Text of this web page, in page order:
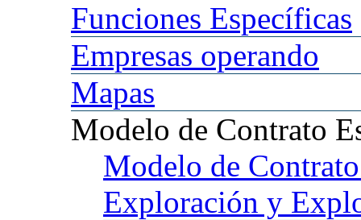
Funciones Específicas
Empresas operando
Mapas
Modelo de Contrato
Modelo de
Exploración y